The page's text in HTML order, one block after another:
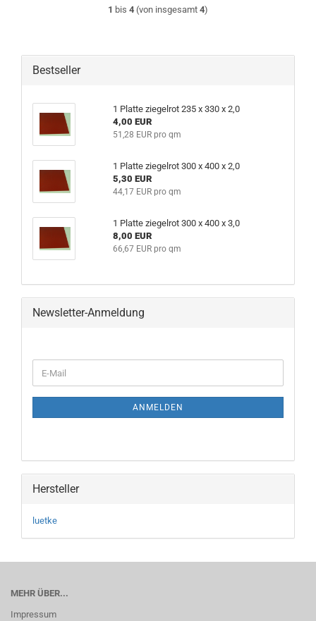
1 bis 4 (von insgesamt 4)
Bestseller
1 Platte ziegelrot 235 x 330 x 2,0
4,00 EUR
51,28 EUR pro qm
1 Platte ziegelrot 300 x 400 x 2,0
5,30 EUR
44,17 EUR pro qm
1 Platte ziegelrot 300 x 400 x 3,0
8,00 EUR
66,67 EUR pro qm
Newsletter-Anmeldung
ZUR
E-
Mail
ANMELDEN
Hersteller
luetke
MEHR ÜBER...
Impressum